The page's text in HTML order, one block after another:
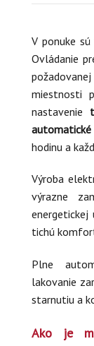
V ponuke
Ovládanie
miestnosti
nastavenie
hodinu a
Výroba
výrazne
energetickej
tichú
Plne
lakovanie
starnutiu a
Ako je